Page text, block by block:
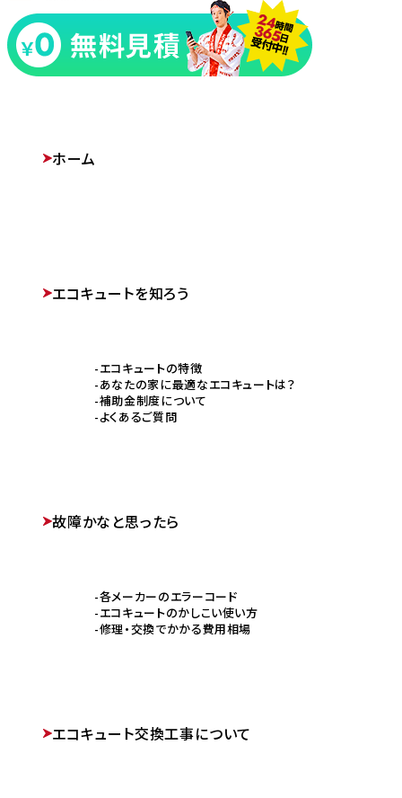
ホーム
エコキュートを知ろう
エコキュートの特徴
あなたの家に最適なエコキュートは？
補助金制度について
よくあるご質問
故障かなと思ったら
各メーカーのエラーコード
エコキュートのかしこい使い方
修理・交換でかかる費用相場
エコキュート交換工事について